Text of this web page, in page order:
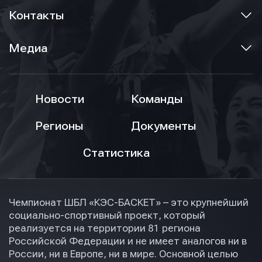
Контакты
Медиа
Новости
Команды
Регионы
Документы
Статистика
Чемпионат ШБЛ «КЭС-БАСКЕТ» – это крупнейший
социально-спортивный проект, который
реализуется на территории 81 региона
Российской Федерации и не имеет аналогов ни в
России, ни в Европе, ни в мире. Основной целью